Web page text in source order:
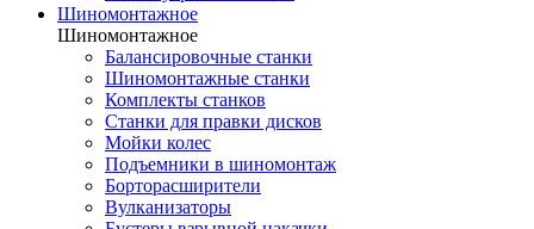
Шиномонтажное
Шиномонтажное
Балансировочные станки
Шиномонтажные станки
Комплекты станков
Станки для правки дисков
Мойки колес
Подъемники в шиномонтаж
Борторасширители
Вулканизаторы